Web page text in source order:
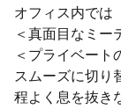
オフィス内では
＜真面目なミー
＜プライベート
スムーズに切り
程よく息を抜き